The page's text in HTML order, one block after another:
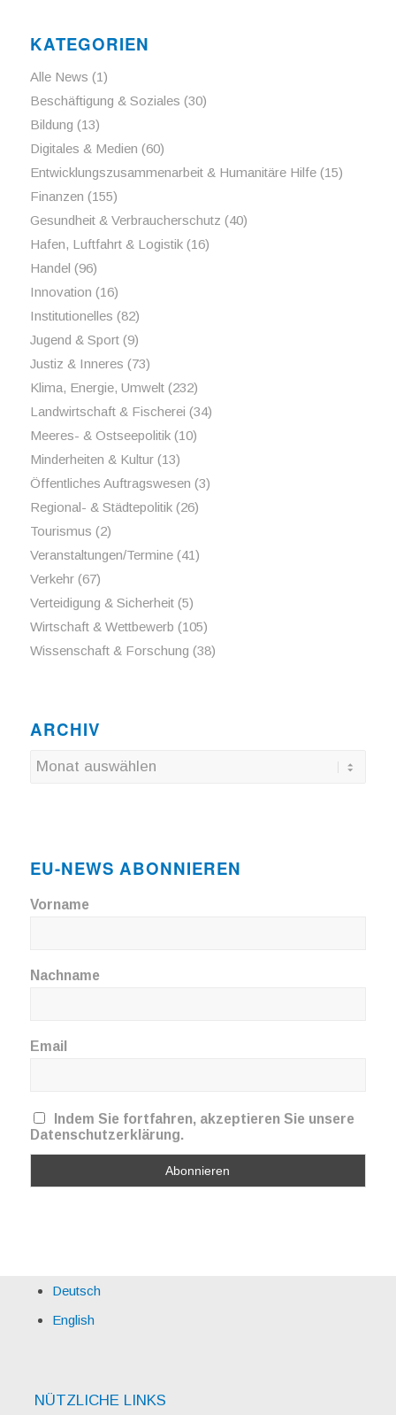
KATEGORIEN
Alle News (1)
Beschäftigung & Soziales (30)
Bildung (13)
Digitales & Medien (60)
Entwicklungszusammenarbeit & Humanitäre Hilfe(15)
Finanzen (155)
Gesundheit & Verbraucherschutz (40)
Hafen, Luftfahrt & Logistik(16)
Handel (96)
Innovation (16)
Institutionelles (82)
Jugend & Sport(9)
Justiz & Inneres (73)
Klima, Energie, Umwelt(232)
Landwirtschaft & Fischerei (34)
Meeres- & Ostseepolitik(10)
Minderheiten & Kultur(13)
Öffentliches Auftragswesen (3)
Regional- & Städtepolitik(26)
Tourismus (2)
Veranstaltungen/Termine(41)
Verkehr(67)
Verteidigung & Sicherheit(5)
Wirtschaft & Wettbewerb (105)
Wissenschaft & Forschung (38)
ARCHIV
EU-NEWS ABONNIEREN
Vorname
Nachname
Email
Indem Sie fortfahren, akzeptieren Sie unsere
Datenschutzerklärung.
Deutsch
English
NÜTZLICHE LINKS